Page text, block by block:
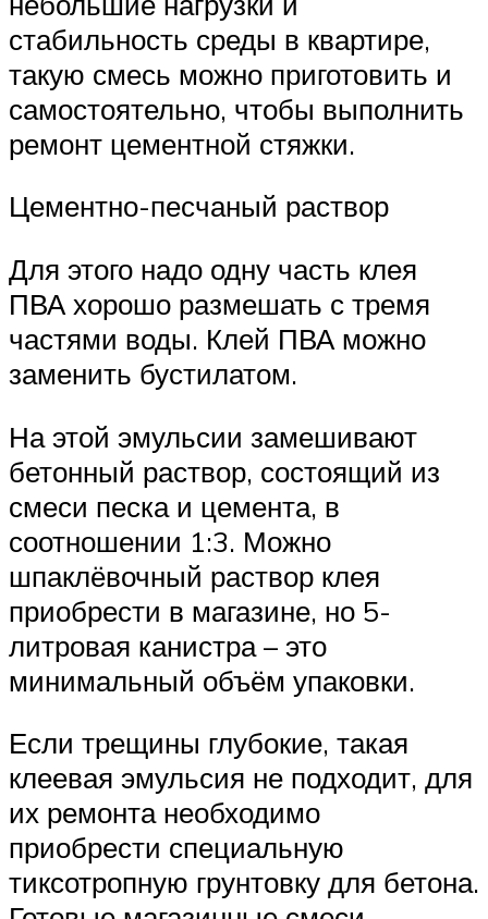
стабильность среды в квартире,
такую смесь можно приготовить и
самостоятельно, чтобы выполнить
ремонт цементной стяжки.
Цементно-песчаный раствор
Для этого надо одну часть клея
ПВА хорошо размешать с тремя
частями воды. Клей ПВА можно
заменить бустилатом.
На этой эмульсии замешивают
бетонный раствор, состоящий из
смеси песка и цемента, в
соотношении 1:3. Можно
шпаклёвочный раствор клея
приобрести в магазине, но 5-
литровая канистра – это
минимальный объём упаковки.
Если трещины глубокие, такая
клеевая эмульсия не подходит, для
их ремонта необходимо
приобрести специальную
тиксотропную грунтовку для бетона.